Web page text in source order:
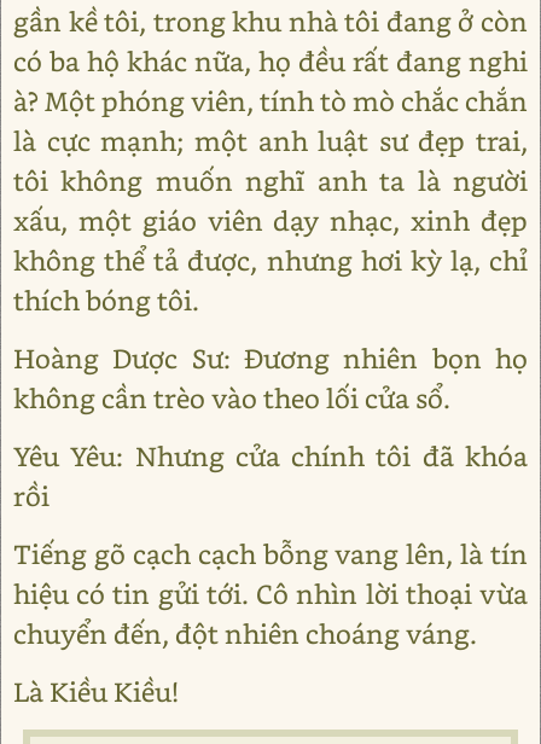
gần kề tôi, trong khu nhà tôi đang ở còn
có ba hộ khác nữa, họ đều rất đang nghi
à? Một phóng viên, tính tò mò chắc chắn
là cực mạnh; một anh luật sư đẹp trai,
tôi không muốn nghĩ anh ta là người
xấu, một giáo viên dạy nhạc, xinh đẹp
không thể tả được, nhưng hơi kỳ lạ, chỉ
thích bóng tôi.
Hoàng Dược Sư: Đương nhiên bọn họ
không cần trèo vào theo lối cửa sổ.
Yêu Yêu: Nhưng cửa chính tôi đã khóa
rồi
Tiếng gõ cạch cạch bỗng vang lên, là tín
hiệu có tin gửi tới. Cô nhìn lời thoại vừa
chuyển đến, đột nhiên choáng váng.
Là Kiều Kiều!